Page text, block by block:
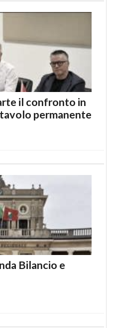
il confronto in
permanente
Bilancio e